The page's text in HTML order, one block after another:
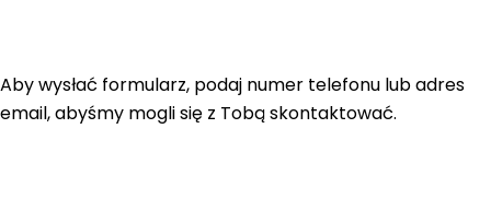
Aby wysłać formularz, podaj numer telefonu lub adres
email, abyśmy mogli się z Tobą skontaktować.